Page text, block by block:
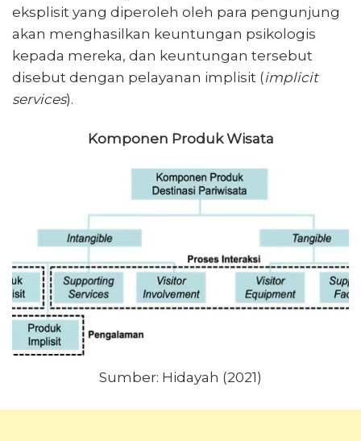
eksplisit yang diperoleh oleh para pengunjung
akan menghasilkan keuntungan psikologis
kepada mereka, dan keuntungan tersebut
disebut dengan pelayanan implisit (implicit
services).
Komponen Produk Wisata
Sumber: Hidayah (2021)